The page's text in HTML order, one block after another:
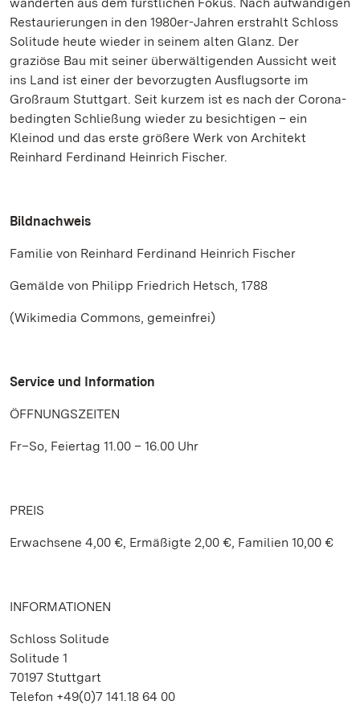
Restaurierungen in den 1980er-Jahren erstrahlt Schloss
Solitude heute wieder in seinem alten Glanz. Der
graziöse Bau mit seiner überwältigenden Aussicht weit
ins Land ist einer der bevorzugten Ausflugsorte im
Großraum Stuttgart. Seit kurzem ist es nach der Corona-
bedingten Schließung wieder zu besichtigen – ein
Kleinod und das erste größere Werk von Architekt
Reinhard Ferdinand Heinrich Fischer.
Bildnachweis
Familie von Reinhard Ferdinand Heinrich Fischer
Gemälde von Philipp Friedrich Hetsch, 1788
(Wikimedia Commons, gemeinfrei)
Service und Information
ÖFFNUNGSZEITEN
Fr–So, Feiertag 11.00 – 16.00 Uhr
PREIS
Erwachsene 4,00 €, Ermäßigte 2,00 €, Familien 10,00 €
INFORMATIONEN
Schloss Solitude
Solitude 1
70197 Stuttgart
Telefon +49(0)7 141.18 64 00